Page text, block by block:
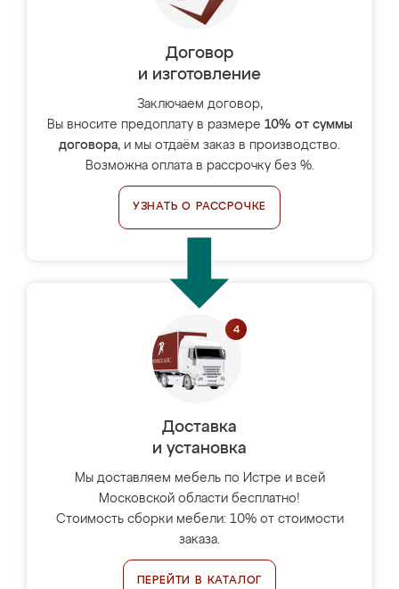
Договор
и изготовление
Заключаем договор,
Вы вносите предоплату в размере 10% от суммы
договора, и мы отдаём заказ в производство.
Возможна оплата в рассрочку без %.
УЗНАТЬ О РАССРОЧКЕ
Доставка
и установка
Мы доставляем мебель по Истре и всей
Московской области бесплатно!
Стоимость сборки мебели: 10% от стоимости
заказа.
ПЕРЕЙТИ В КАТАЛОГ